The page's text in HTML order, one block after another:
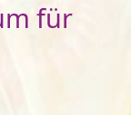
für